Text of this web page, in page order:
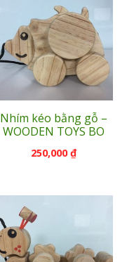
Nhím kéo bằng gỗ –
WOODEN TOYS BO
250,000₫